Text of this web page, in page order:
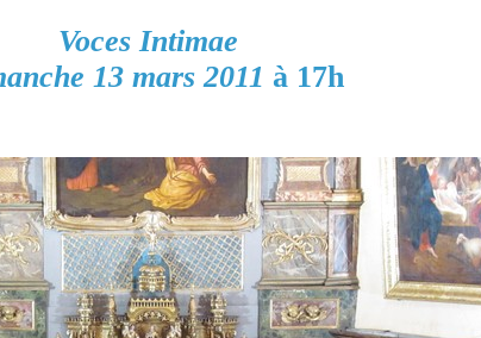
Voces Intimae
13 mars 2011 à 17h